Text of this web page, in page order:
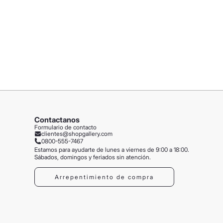
Contactanos
Formulario de contacto
clientes@shopgallery.com
0800-555-7467
Estamos para ayudarte de lunes a viernes de 9:00 a 18:00.
Sábados, domingos y feriados sin atención.
Arrepentimiento de compra